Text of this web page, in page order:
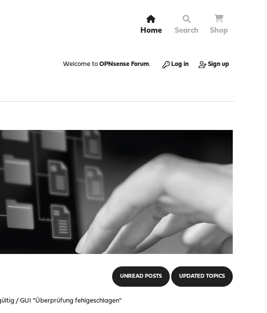
Home Search Shop
Welcome to OPNsense Forum. Log in Sign up
UNREAD POSTS UPDATED TOPICS
/ GUI "Überprüfung fehlgeschlagen"